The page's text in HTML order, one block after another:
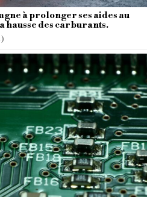
à prolonger ses aides au
des carburants.
)